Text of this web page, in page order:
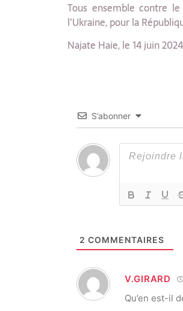
Tous ensemble contre
l’Ukraine, pour la
Najate Haie, le 14 juin 2024
S’abonner
2 COMMENTAIRES
V.GIRARD
Qu’en est-il